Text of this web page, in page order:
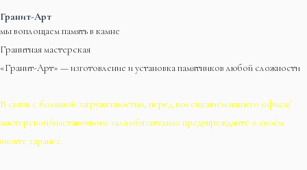
Гранит-Арт
мы воплощаем память в камне
Гранитная мастерская
«Гранит-Арт» — изготовление и установка памятников любой сложности
В связи с большой загруженностью, перед посещением нашего офиса/
мастерской/выставочного зала обязательно предупреждайте о своём
визите заранее.